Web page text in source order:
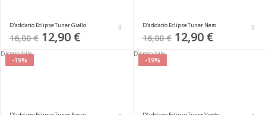
D'addario Eclipse Tuner Giallo
16,00 € Special
Price
12,90 €
D'addario Eclipse Tuner Nero
16,00 € Special
Price
12,90 €
-19%
Disponibile
-19%
Disponibile